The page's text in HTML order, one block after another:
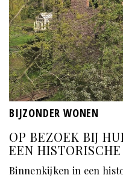
BIJZONDER WONEN
OP BEZOEK BIJ
EEN
Binnenkijken in een